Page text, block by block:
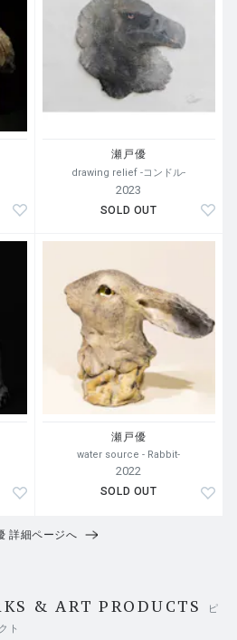
瀬戸優
drawing relief -コンドル-
2023
SOLD OUT
瀬戸優
water source - Rabbit-
2022
SOLD OUT
詳細ページへ
& ART PRODUCTS
ピ
ト